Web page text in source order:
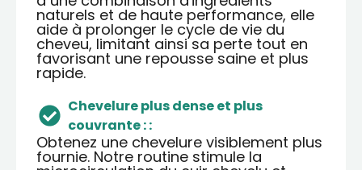
naturels et de haute performance, elle
aide à prolonger le cycle de vie du
cheveu, limitant ainsi sa perte tout en
favorisant une repousse saine et plus
rapide.
Chevelure plus dense et plus
couvrante : :
Obtenez une chevelure visiblement plus
fournie. Notre routine stimule la